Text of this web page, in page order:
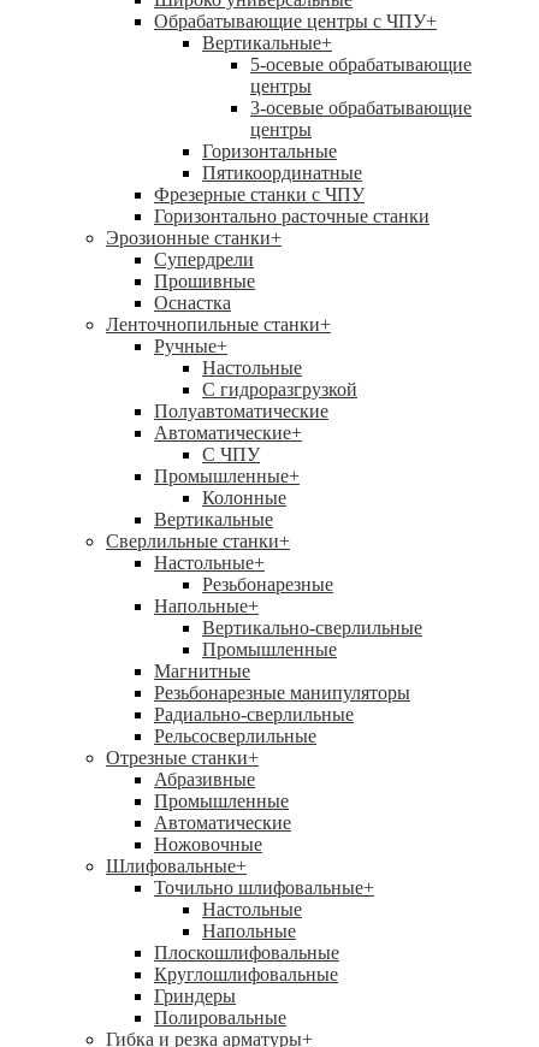
Обрабатывающие центры с ЧПУ+
Вертикальные+
5-осевые обрабатывающие
центры
3-осевые обрабатывающие
центры
Горизонтальные
Пятикоординатные
Фрезерные станки с ЧПУ
Горизонтально расточные станки
Эрозионные станки+
Супердрели
Прошивные
Оснастка
Ленточнопильные станки+
Ручные+
Настольные
С гидроразгрузкой
Полуавтоматические
Автоматические+
С ЧПУ
Промышленные+
Колонные
Вертикальные
Сверлильные станки+
Настольные+
Резьбонарезные
Напольные+
Вертикально-сверлильные
Промышленные
Магнитные
Резьбонарезные манипуляторы
Радиально-сверлильные
Рельсосверлильные
Отрезные станки+
Абразивные
Промышленные
Автоматические
Ножовочные
Шлифовальные+
Точильно шлифовальные+
Настольные
Напольные
Плоскошлифовальные
Круглошлифовальные
Гриндеры
Полировальные
Гибка и резка арматуры+